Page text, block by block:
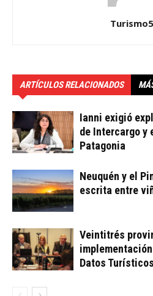
ARTÍCULOS RELACIONADOS
Ianni exigió
de Intercargo y
Patagonia
Neuquén y el
escrita entre
Veintitrés
Datos Turísticos